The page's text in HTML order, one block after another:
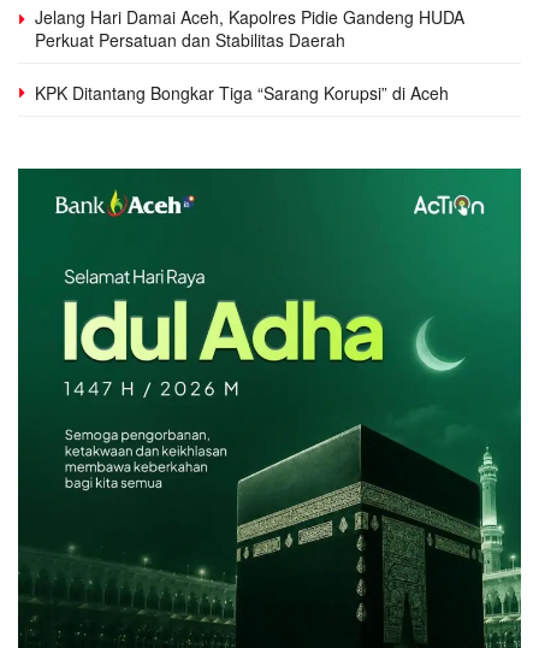
Jelang Hari Damai Aceh, Kapolres Pidie Gandeng HUDA
Perkuat Persatuan dan Stabilitas Daerah
KPK Ditantang Bongkar Tiga “Sarang Korupsi” di Aceh